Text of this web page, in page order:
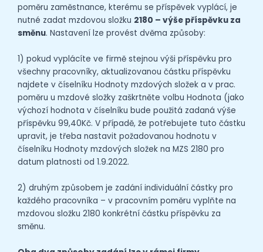
poměru zaměstnance, kterému se příspěvek vyplácí, je
nutné zadat mzdovou složku 2180 – výše příspěvku za
směnu. Nastavení lze provést dvěma způsoby:
1) pokud vyplácíte ve firmě stejnou výši příspěvku pro
všechny pracovníky, aktualizovanou částku příspěvku
najdete v číselníku Hodnoty mzdových složek a v prac.
poměru u mzdové složky zaškrtněte volbu Hodnota (jako
výchozí hodnota v číselníku bude použitá zadaná výše
příspěvku 99,40Kč. V případě, že potřebujete tuto částku
upravit, je třeba nastavit požadovanou hodnotu v
číselníku Hodnoty mzdových složek na MZS 2180 pro
datum platnosti od 1.9.2022.
2) druhým způsobem je zadání individuální částky pro
každého pracovníka – v pracovním poměru vyplňte na
mzdovou složku 2180 konkrétní částku příspěvku za
směnu.